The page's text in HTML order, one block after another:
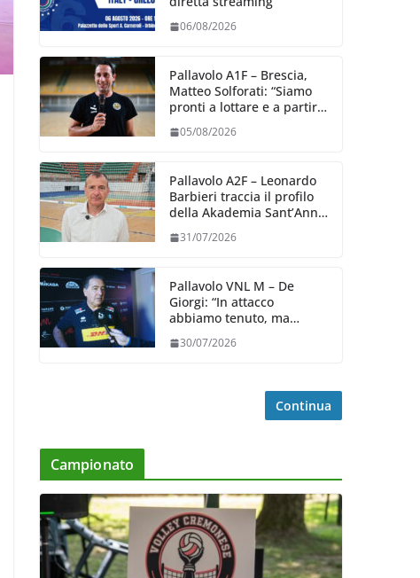
06/08/2026
Pallavolo A1F – Brescia,
Matteo Solforati: “Siamo
pronti a lottare e a partire
giorno”
05/08/2026
Pallavolo A2F – Leonardo
Barbieri traccia il profilo
della Akademia Sant’Anna
31/07/2026
Pallavolo VNL M – De
Giorgi: “In attacco
abbiamo tenuto, ma
dalla prestazione in
30/07/2026
Continua
Campionato